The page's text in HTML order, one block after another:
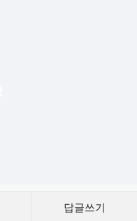
답글쓰기